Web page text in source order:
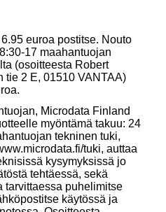
euroa postitse. Nouto
17 maahantuojan
(osoitteesta Robert
tie 2 E, 01510 VANTAA)
Microdata Finland
myöntämä takuu: 24
tekninen tuki,
tuki, auttaa
kysymyksissä jo
tehtäessä, sekä
tarvittaessa puhelimitse
käytössä ja